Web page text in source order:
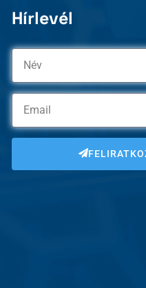
Hírlevél